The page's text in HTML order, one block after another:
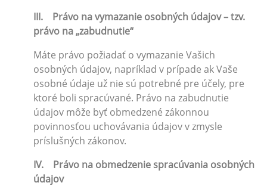
III. Právo na vymazanie osobných údajov – tzv.
právo na „zabudnutie“
Máte právo požiadať o vymazanie Vašich
osobných údajov, napríklad v prípade ak Vaše
osobné údaje už nie sú potrebné pre účely, pre
ktoré boli spracúvané. Právo na zabudnutie
údajov môže byť obmedzené zákonnou
povinnosťou uchovávania údajov v zmysle
príslušných zákonov.
IV. Právo na obmedzenie spracúvania osobných
údajov